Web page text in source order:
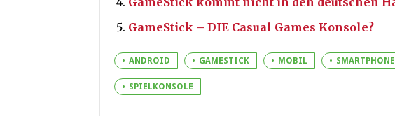
GameStick – DIE Casual Games Konsole?
ANDROID GAMESTICK MOBIL SMARTPHONE
SPIELKONSOLE